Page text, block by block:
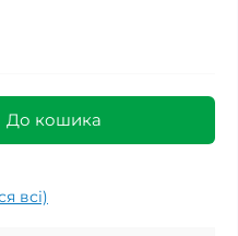
До кошика
всі)